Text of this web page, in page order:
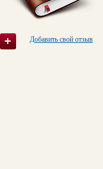
Добавить свой отзыв